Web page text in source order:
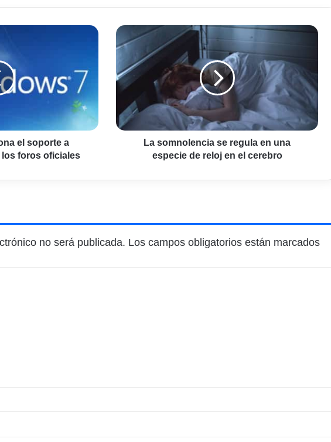
el soporte a
los foros oficiales
La
somnolencia
regula
en
una
especie
de
reloj
La somnolencia se regula en una
especie de reloj en el cerebro
no será publicada. Los campos obligatorios están marcados